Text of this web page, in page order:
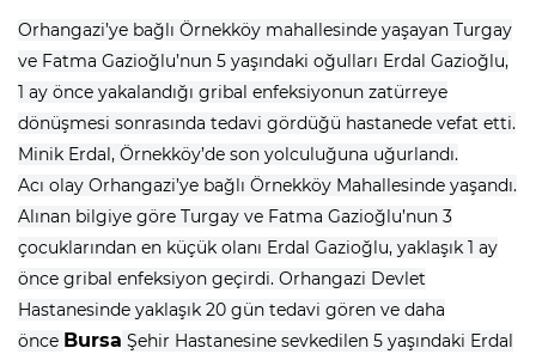
Orhangazi’ye bağlı Örnekköy mahallesinde yaşayan Turgay
ve Fatma Gazioğlu’nun 5 yaşındaki oğulları Erdal Gazioğlu,
1 ay önce yakalandığı gribal enfeksiyonun zatürreye
dönüşmesi sonrasında tedavi gördüğü hastanede vefat etti.
Minik Erdal, Örnekköy’de son yolculuğuna uğurlandı.
Acı olay Orhangazi’ye bağlı Örnekköy Mahallesinde yaşandı.
Alınan bilgiye göre Turgay ve Fatma Gazioğlu’nun 3
çocuklarından en küçük olanı Erdal Gazioğlu, yaklaşık 1 ay
önce gribal enfeksiyon geçirdi. Orhangazi Devlet
Hastanesinde yaklaşık 20 gün tedavi gören ve daha
önce Bursa Şehir Hastanesine sevkedilen 5 yaşındaki Erdal